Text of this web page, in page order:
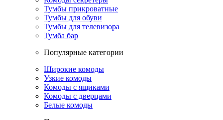
Тумбы прикроватные
Тумбы для обуви
Тумбы для телевизора
Тумба бар
Популярные категории
Широкие комоды
Узкие комоды
Комоды с ящиками
Комоды с дверцами
Белые комоды